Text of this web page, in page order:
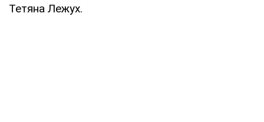
Тетяна Лежух.